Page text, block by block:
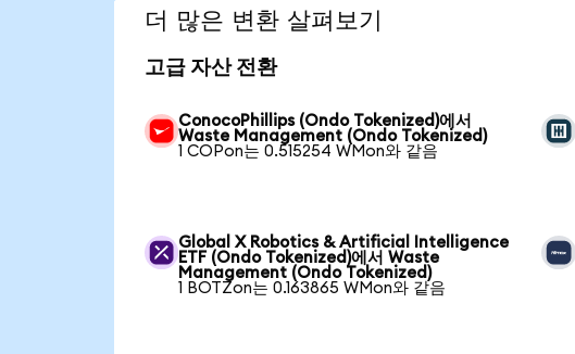
더 많은 변환 살펴보기
고급 자산 전환
ConocoPhillips (Ondo Tokenized)에서
Waste Management (Ondo Tokenized)
1 COPon는 0.515254 WMon와 같음
Global X Robotics & Artificial Intelligence
ETF (Ondo Tokenized)에서 Waste
Management (Ondo Tokenized)
1 BOTZon는 0.163865 WMon와 같음